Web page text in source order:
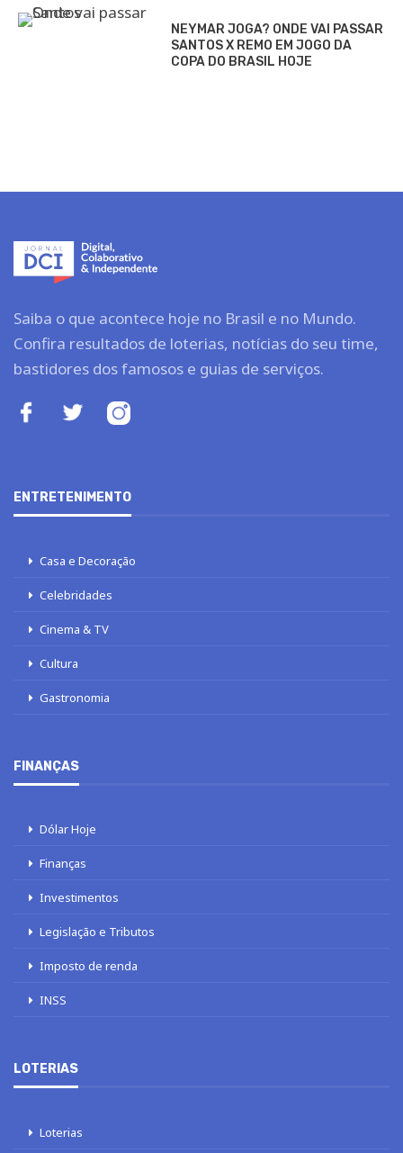
NEYMAR JOGA? ONDE VAI PASSAR
SANTOS X REMO EM JOGO DA
COPA DO BRASIL HOJE
Saiba o que acontece hoje no Brasil e no Mundo.
Confira resultados de loterias, notícias do seu time,
bastidores dos famosos e guias de serviços.
ENTRETENIMENTO
Casa e Decoração
Celebridades
Cinema & TV
Cultura
Gastronomia
FINANÇAS
Dólar Hoje
Finanças
Investimentos
Legislação e Tributos
Imposto de renda
INSS
LOTERIAS
Loterias